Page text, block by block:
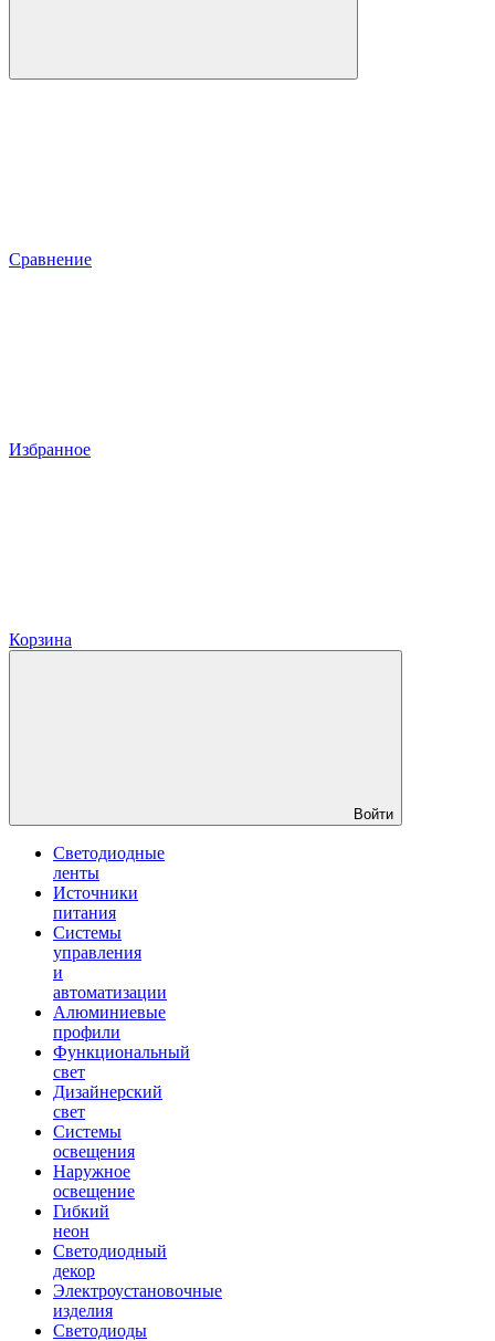
Сравнение
Избранное
Корзина
Войти
Светодиодные
ленты
Источники
питания
Системы
управления
и
автоматизации
Алюминиевые
профили
Функциональный
свет
Дизайнерский
свет
Системы
освещения
Наружное
освещение
Гибкий
неон
Светодиодный
декор
Электроустановочные
изделия
Светодиоды